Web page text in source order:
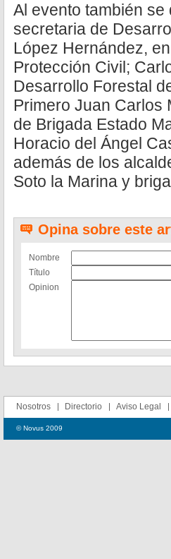
Al evento también
secretaria de
López Hernández,
Protección Civil;
Desarrollo Forestal
Primero Juan Carlos
de Brigada Estado
Horacio del Ángel
además de los
Soto la Marina y
Opina sobre este
Nombre
Título
Opinion
Nosotros Directorio Aviso Legal
© Novus 2009